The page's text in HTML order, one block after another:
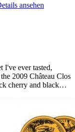
ansehen
I've ever tasted,
2009 Château Clos
cherry and black…